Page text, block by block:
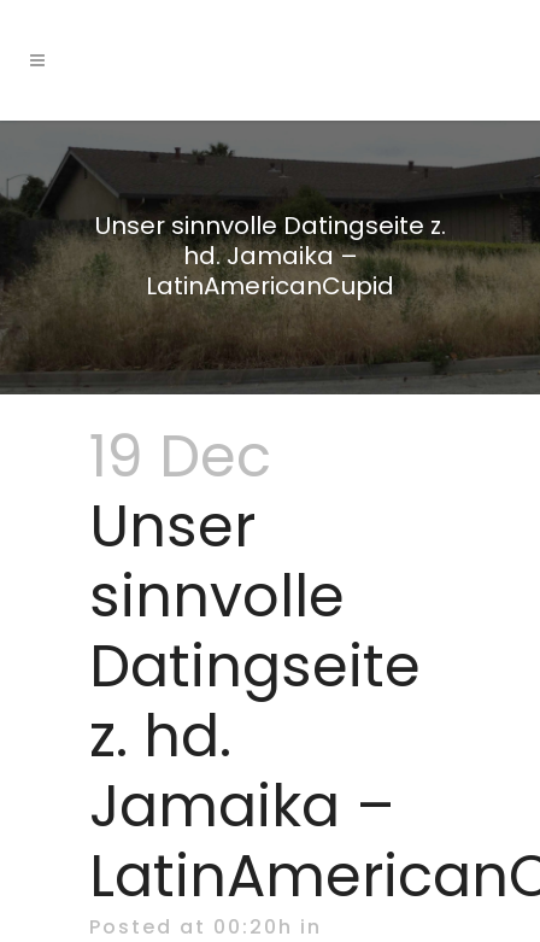
Unser sinnvolle Datingseite z.
hd. Jamaika –
LatinAmericanCupid
19 Dec
Unser
sinnvolle
Datingseite
z. hd.
Jamaika –
Posted at 00:20h in